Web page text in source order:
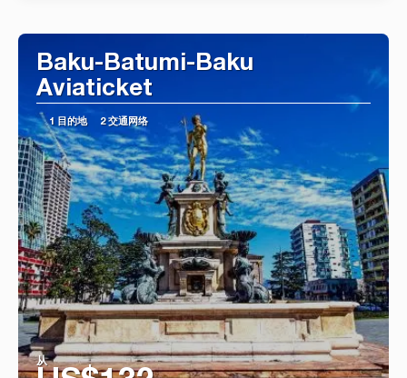
Baku-Batumi-Baku
Aviaticket
1 目的地 2 交通网络
从